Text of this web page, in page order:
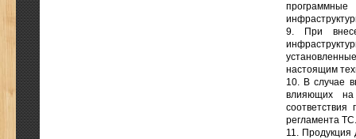
программные
9. При
настоящим
10. В случае
влияющих на
регламента ТС.
11.